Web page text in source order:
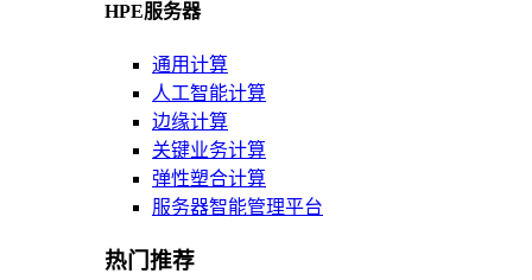
HPE服务器
通用计算
人工智能计算
边缘计算
关键业务计算
弹性塑合计算
服务器智能管理平台
热门推荐